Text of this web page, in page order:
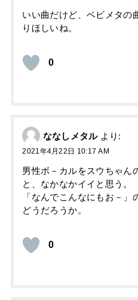
いい曲だけど、ベビメタの
りほしいね。
0
ななしメタル より:
2021年4月22日 10:17 AM
男性ボ－カルをスウちゃん
と、なかなかイイと思う。
「なんでこんなにもお－
どうだろうか。
0